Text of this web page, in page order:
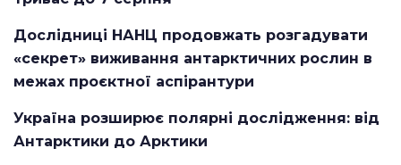
Дослідниці НАНЦ продовжать розгадувати
«секрет» виживання антарктичних рослин в
межах проєктної аспірантури
Україна розширює полярні дослідження: від
Антарктики до Арктики